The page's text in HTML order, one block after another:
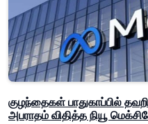
குழந்தைகள் பாதுகாப்பில்
அபராதம் விதித்த நியூ